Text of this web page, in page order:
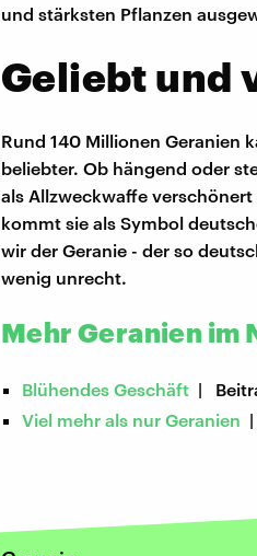
und stärksten Pflanzen
Geliebt und
Rund 140 Millionen Geranien
beliebter. Ob hängend oder
als Allzweckwaffe
kommt sie als Symbol
wir der Geranie - der so
wenig unrecht.
Mehr Geranien im
Blühendes Geschäft |
Viel mehr als nur Geranien